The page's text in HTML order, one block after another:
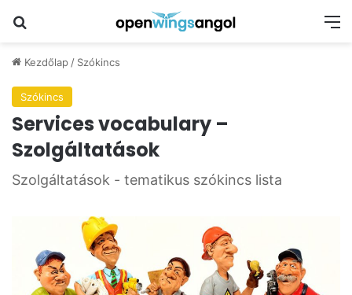
Kezdőlap / Szókincs
Szókincs
Services vocabulary –
Szolgáltatások
Szolgáltatások - tematikus szókincs lista